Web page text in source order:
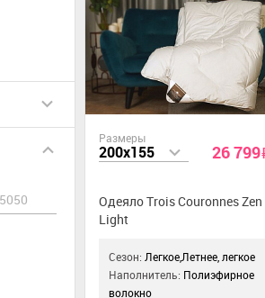
Размеры
200x155 26 799
Одеяло Trois Couronnes Zen
Light
Сезон:Легкое,Летнее, легкое
Наполнитель: Полиэфирное
волокно